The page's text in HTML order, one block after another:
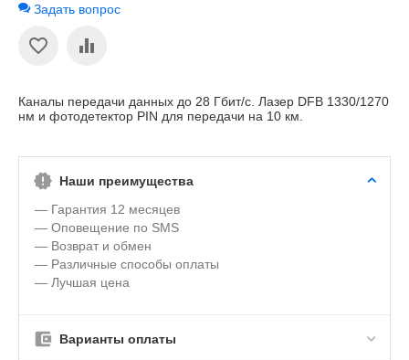
Задать вопрос
Каналы передачи данных до 28 Гбит/с. Лазер DFB 1330/1270
нм и фотодетектор PIN для передачи на 10 км.
Наши преимущества
— Гарантия 12 месяцев
— Оповещение по SMS
— Возврат и обмен
— Различные способы оплаты
— Лучшая цена
Варианты оплаты